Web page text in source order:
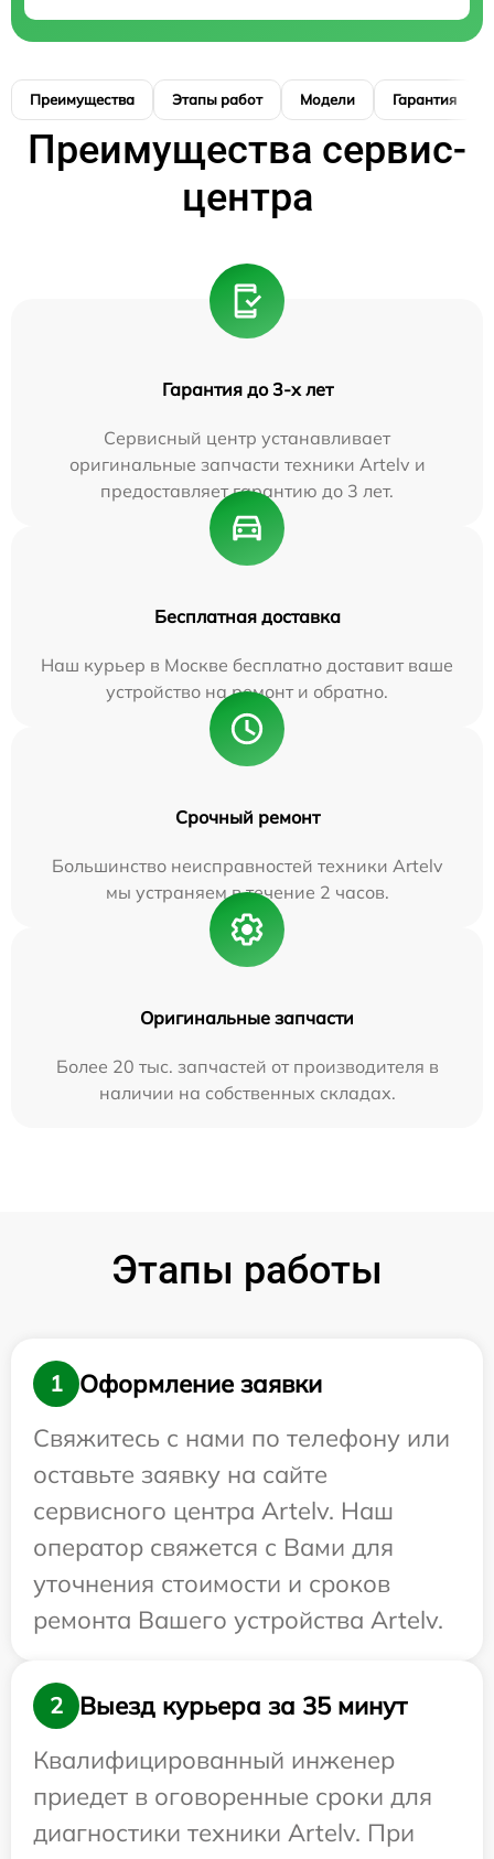
Преимущества Этапы работ Модели Гарантия
Преимущества сервис-
центра
Гарантия до 3-х лет
Сервисный центр устанавливает
оригинальные запчасти техники Artelv и
предоставляет гарантию до 3 лет.
Бесплатная доставка
Наш курьер в Москве бесплатно доставит ваше
устройство на ремонт и обратно.
Срочный ремонт
Большинство неисправностей техники Artelv
мы устраняем в течение 2 часов.
Оригинальные запчасти
Более 20 тыс. запчастей от производителя в
наличии на собственных складах.
Этапы работы
1
Оформление заявки
Свяжитесь с нами по телефону или
оставьте заявку на сайте
сервисного центра Artelv. Наш
оператор свяжется с Вами для
уточнения стоимости и сроков
ремонта Вашего устройства Artelv.
2
Выезд курьера за 35 минут
Квалифицированный инженер
приедет в оговоренные сроки для
диагностики техники Artelv. При